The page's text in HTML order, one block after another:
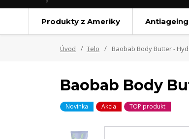
Produkty z Ameriky Antiageing
Úvod Telo Baobab Body Butter -
Baobab Body
Novinka Akcia TOP produkt